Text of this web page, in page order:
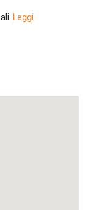
Leggi